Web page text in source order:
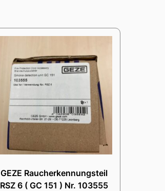
GEZE Raucherkennungsteil
RSZ 6 ( GC 151 ) Nr. 103555